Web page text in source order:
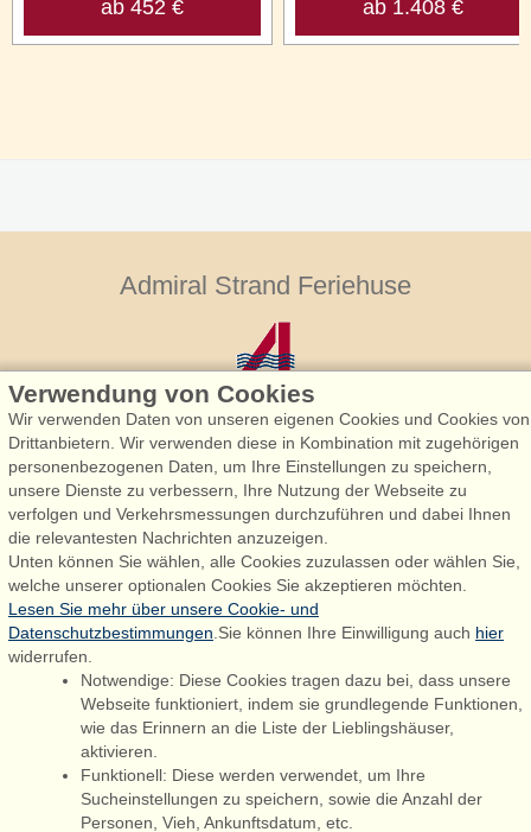
ab 452 € ab 1.408 €
Admiral Strand Feriehuse
Admiral Strand Feriehuse, Lønne
Houstrupvej 170, Lønne
6830 Nørre Nebel
booking@admiralstrand.com
+45 70 60 87 78
Følg os på: Facebook
Verwendung von Cookies
Wir verwenden Daten von unseren eigenen Cookies und Cookies von
Drittanbietern. Wir verwenden diese in Kombination mit zugehörigen
personenbezogenen Daten, um Ihre Einstellungen zu speichern,
unsere Dienste zu verbessern, Ihre Nutzung der Webseite zu
verfolgen und Verkehrsmessungen durchzuführen und dabei Ihnen
die relevantesten Nachrichten anzuzeigen.
Unten können Sie wählen, alle Cookies zuzulassen oder wählen Sie,
welche unserer optionalen Cookies Sie akzeptieren möchten.
Lesen Sie mehr über unsere Cookie- und
Datenschutzbestimmungen .Sie können Ihre Einwilligung auch hier
widerrufen.
Notwendige: Diese Cookies tragen dazu bei, dass unsere
Webseite funktioniert, indem sie grundlegende Funktionen,
wie das Erinnern an die Liste der Lieblingshäuser,
aktivieren.
Funktionell: Diese werden verwendet, um Ihre
Sucheinstellungen zu speichern, sowie die Anzahl der
Personen, Vieh, Ankunftsdatum, etc.